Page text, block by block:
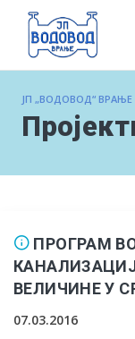
ЈП „ВОДОВОД“ ВРАЊЕ
ПРОГРАМ
ВЕЛИЧИНЕ У
07.03.2016